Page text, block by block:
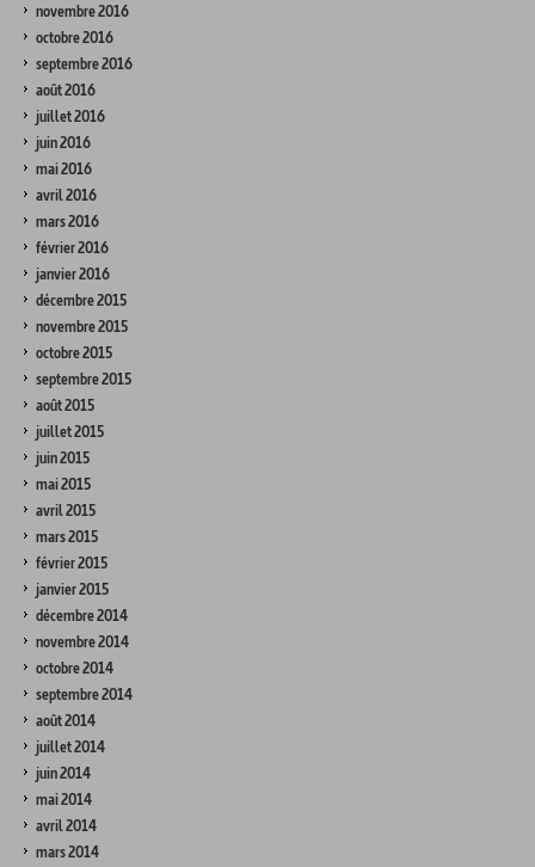
novembre 2016
octobre 2016
septembre 2016
août 2016
juillet 2016
juin 2016
mai 2016
avril 2016
mars 2016
février 2016
janvier 2016
décembre 2015
novembre 2015
octobre 2015
septembre 2015
août 2015
juillet 2015
juin 2015
mai 2015
avril 2015
mars 2015
février 2015
janvier 2015
décembre 2014
novembre 2014
octobre 2014
septembre 2014
août 2014
juillet 2014
juin 2014
mai 2014
avril 2014
mars 2014